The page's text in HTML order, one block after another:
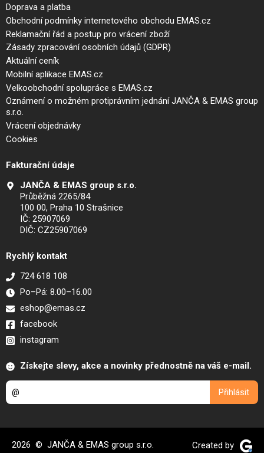
Doprava a platba
Obchodní podmínky internetového obchodu EMAS.cz
Reklamační řád a postup pro vrácení zboží
Zásady zpracování osobních údajů (GDPR)
Aktuální ceník
Mobilní aplikace EMAS.cz
Velkoobchodní spolupráce s EMAS.cz
Oznámení o možném protiprávním jednání JANČA & EMAS group
s.r.o.
Vrácení objednávky
Cookies
Fakturační údaje
JANČA & EMAS group s.r.o.
Průběžná 2265/84
100 00, Praha 10 Strašnice
IČ: 25907069
DIČ: CZ25907069
Rychlý kontakt
724 618 108
Po–Pá: 8.00–16.00
eshop@emas.cz
facebook
instagram
Získejte slevy, akce a novinky přednostně na váš e-mail.
2026 © JANČA & EMAS group s.r.o. Created by